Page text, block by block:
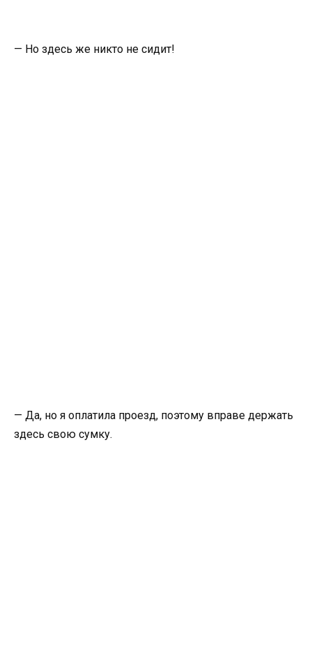
— Но здесь же никто не сидит!
— Да, но я оплатила проезд, поэтому вправе держать
здесь свою сумку.